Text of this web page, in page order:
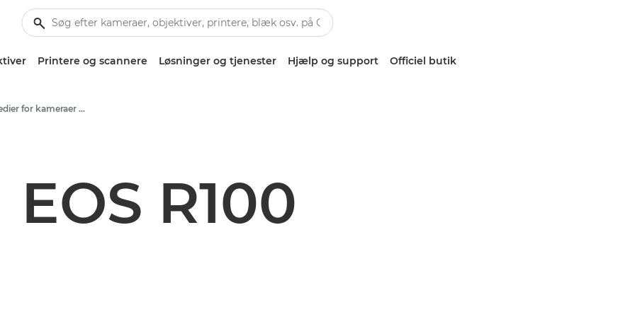
Printere og scannere Løsninger og tjenester Hjælp og support Officiel butik
Produktmedier for kameraer og tilbehør – Canons presse-site
EOS R100